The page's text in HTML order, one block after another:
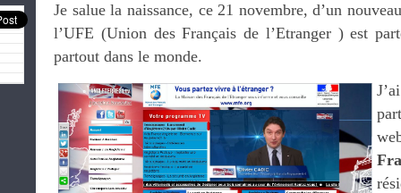
Je salue la naissance, ce 21 novembre, d’un
l’UFE (Union des Français de l’Etranger ) est
partout dans le monde.